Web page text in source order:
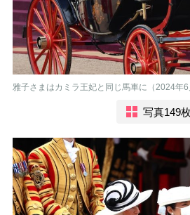
雅子さまはカミラ王妃と同じ馬車に（2024年6
写真149枚